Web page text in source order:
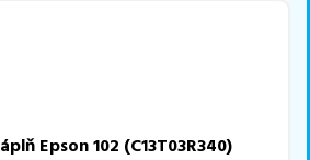
Epson 102 (C13T03R340)